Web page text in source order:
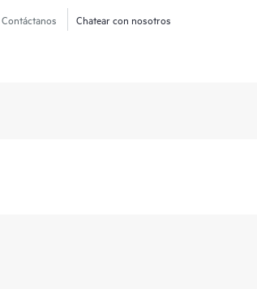
Contáctanos Chatear con nosotros